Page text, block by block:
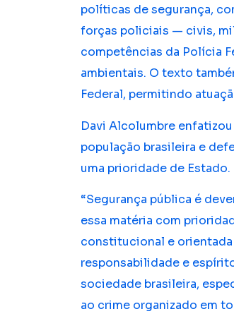
políticas de segurança,
forças policiais — civis,
competências da Polícia
ambientais. O texto
Federal, permitindo
Davi Alcolumbre
população brasileira e
uma prioridade de Estado.
“Segurança pública é
essa matéria com
constitucional e
responsabilidade e
sociedade brasileira,
ao crime organizado em